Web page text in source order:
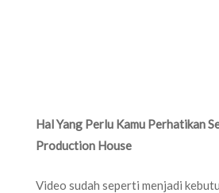
Hal Yang Perlu Kamu Perhatikan
Production House
Video sudah seperti menjadi